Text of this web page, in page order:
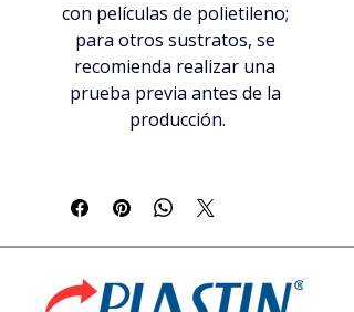
con películas de polietileno;
para otros sustratos, se
recomienda realizar una
prueba previa antes de la
producción.